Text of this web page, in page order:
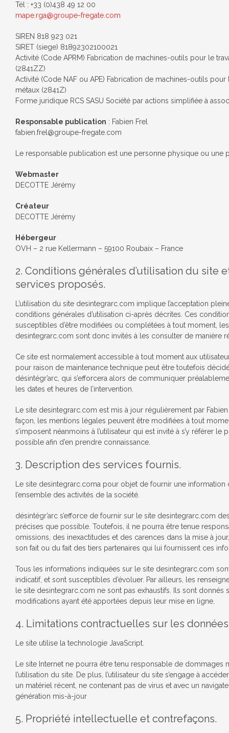
Tél : +33 (0)438 49 12 00
mape.rga@groupe-fregate.com
SIREN 818 923 021
SIRET (siege) 81892302100021
Activité (Code APRM) Fabrication de machines-outils pour le
(2841ZZ)
Activité (Code NAF ou APE) Fabrication de machines-outils pour
métaux (2841Z)
Forme juridique RCS SASU Société par actions simplifiée à
Responsable publication : Fabien Frel
fabien.frel@groupe-fregate.com
Le responsable publication est une personne physique ou une
Webmaster
DECOTTE Jérémy
Créateur
DECOTTE Jérémy
Hébergeur
OVH – 2 rue Kellermann – 59100 Roubaix – France
2. Conditions générales d’utilisation du site
services proposés.
L’utilisation du site desintegrarc.com implique l’acceptation
conditions générales d’utilisation ci-après décrites. Ces
susceptibles d’être modifiées ou complétées à tout moment,
desintegrarc.com sont donc invités à les consulter de manière
Ce site est normalement accessible à tout moment aux
pour raison de maintenance technique peut être toutefois
désintégr’arc, qui s’efforcera alors de communiquer
les dates et heures de l’intervention.
Le site desintegrarc.com est mis à jour régulièrement par
façon, les mentions légales peuvent être modifiées à tout
s’imposent néanmoins à l’utilisateur qui est invité à s’y référer le
possible afin d’en prendre connaissance.
3. Description des services fournis.
Le site desintegrarc.coma pour objet de fournir une information
l’ensemble des activités de la société.
désintégr’arc s’efforce de fournir sur le site desintegrarc.com
précises que possible. Toutefois, il ne pourra être tenue
omissions, des inexactitudes et des carences dans la mise à
son fait ou du fait des tiers partenaires qui lui fournissent ces
Tous les informations indiquées sur le site desintegrarc.com
indicatif, et sont susceptibles d’évoluer. Par ailleurs, les
le site desintegrarc.com ne sont pas exhaustifs. Ils sont donnés
modifications ayant été apportées depuis leur mise en ligne.
4. Limitations contractuelles sur les
Le site utilise la technologie JavaScript.
Le site Internet ne pourra être tenu responsable de dommages
l’utilisation du site. De plus, l’utilisateur du site s’engage à
un matériel récent, ne contenant pas de virus et avec un
génération mis-à-jour
5. Propriété intellectuelle et contrefaçons.